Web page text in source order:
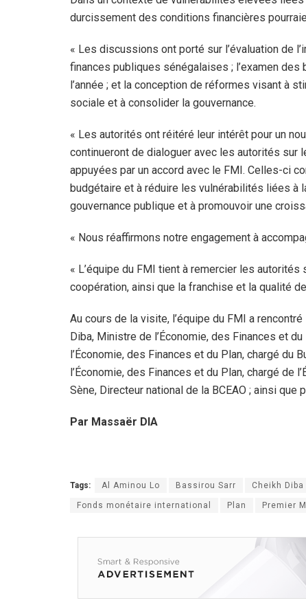
durcissement des conditions financières
« Les discussions ont porté sur l’évaluation de
finances publiques sénégalaises ; l’examen
l’année ; et la conception de réformes visant à
sociale et à consolider la gouvernance.
« Les autorités ont réitéré leur intérêt pour un
continueront de dialoguer avec les autorités
appuyées par un accord avec le FMI. Celles-ci
budgétaire et à réduire les vulnérabilités liées à
gouvernance publique et à promouvoir une
« Nous réaffirmons notre engagement à
« L’équipe du FMI tient à remercier les
coopération, ainsi que la franchise et la qualité
Au cours de la visite, l’équipe du FMI a
Diba, Ministre de l’Économie, des Finances et
l’Économie, des Finances et du Plan, chargé
l’Économie, des Finances et du Plan, chargé de
Sène, Directeur national de la BCEAO ; ainsi
Par Massaër DIA
Tags: Al Aminou Lo Bassirou Sarr Cheikh Diba
Fonds monétaire international Plan Premier